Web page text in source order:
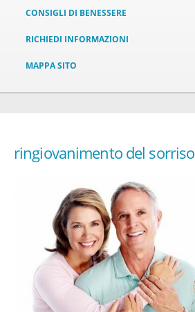
CONSIGLI DI BENESSERE
RICHIEDI INFORMAZIONI
MAPPA SITO
ringiovanimento del sorriso